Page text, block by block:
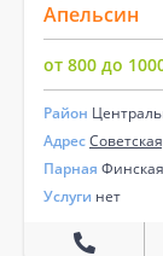
Апельсин
от 800 до
Район
Адрес
Парная Финская
Услуги нет